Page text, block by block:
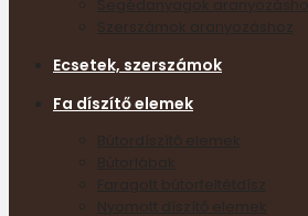
Segédanyagok aranyozáshoz
Szerszámok aranyozáshoz
Ecsetek, szerszámok
Fa díszítő elemek
Bútordíszítő elemek
Bútorlábak
Faragott bútorfeltétdísz
Nyomott díszítő elemek